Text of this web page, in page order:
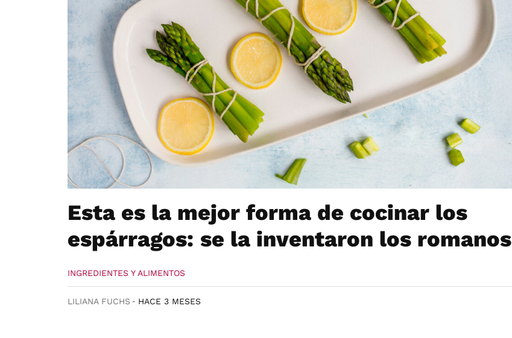
Esta es la mejor forma de cocinar los
espárragos: se la inventaron los romanos
INGREDIENTES Y ALIMENTOS
LILIANA FUCHS HACE 3 MESES